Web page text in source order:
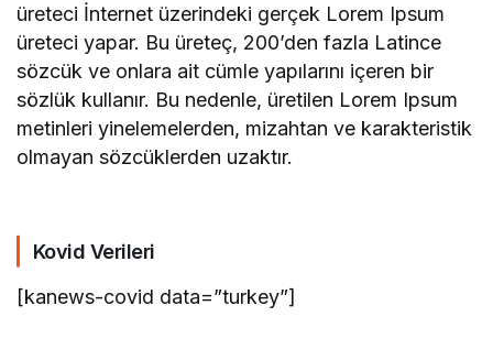
üreteci İnternet üzerindeki gerçek Lorem Ipsum
üreteci yapar. Bu üreteç, 200’den fazla Latince
sözcük ve onlara ait cümle yapılarını içeren bir
sözlük kullanır. Bu nedenle, üretilen Lorem Ipsum
metinleri yinelemelerden, mizahtan ve karakteristik
olmayan sözcüklerden uzaktır.
Kovid Verileri
[kanews-covid data=”turkey”]